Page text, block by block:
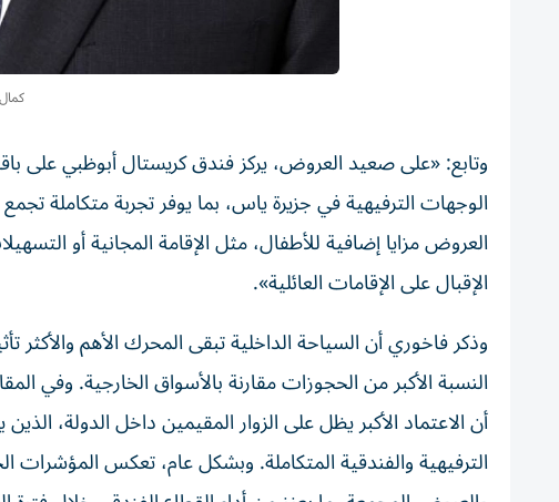
وتابع: «على صعيد العروض، يركز فندق كريستال أبوظبي على
الوجهات الترفيهية في جزيرة ياس، بما يوفر تجربة متكاملة
العروض مزايا إضافية للأطفال، مثل الإقامة المجانية أو
الإقبال على الإقامات العائلية».
وذكر فاخوري أن السياحة الداخلية تبقى المحرك الأهم
النسبة الأكبر من الحجوزات مقارنة بالأسواق الخارجية. وفي
أن الاعتماد الأكبر يظل على الزوار المقيمين داخل الدولة،
الترفيهية والفندقية المتكاملة. وبشكل عام، تعكس المؤشرات